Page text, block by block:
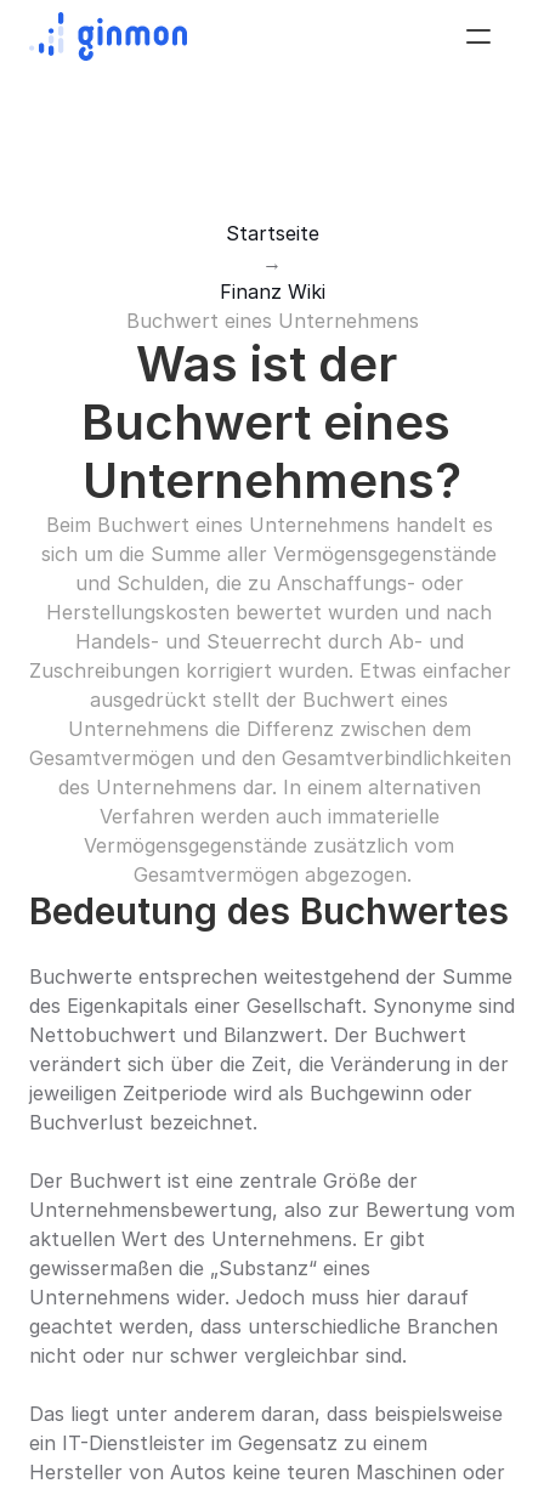
Startseite
→
Finanz Wiki
Buchwert eines Unternehmens
Was ist der
Buchwert eines
Unternehmens?
Beim Buchwert eines Unternehmens handelt es
sich um die Summe aller Vermögensgegenstände
und Schulden, die zu Anschaffungs- oder
Herstellungskosten bewertet wurden und nach
Handels- und Steuerrecht durch Ab- und
Zuschreibungen korrigiert wurden. Etwas einfacher
ausgedrückt stellt der Buchwert eines
Unternehmens die Differenz zwischen dem
Gesamtvermögen und den Gesamtverbindlichkeiten
des Unternehmens dar. In einem alternativen
Verfahren werden auch immaterielle
Vermögensgegenstände zusätzlich vom
Gesamtvermögen abgezogen.
Bedeutung des Buchwertes
Buchwerte entsprechen weitestgehend der Summe
des Eigenkapitals einer Gesellschaft. Synonyme sind
Nettobuchwert und Bilanzwert. Der Buchwert
verändert sich über die Zeit, die Veränderung in der
jeweiligen Zeitperiode wird als Buchgewinn oder
Buchverlust bezeichnet.
Der Buchwert ist eine zentrale Größe der
Unternehmensbewertung, also zur Bewertung vom
aktuellen Wert des Unternehmens. Er gibt
gewissermaßen die „Substanz“ eines
Unternehmens wider. Jedoch muss hier darauf
geachtet werden, dass unterschiedliche Branchen
nicht oder nur schwer vergleichbar sind.
Das liegt unter anderem daran, dass beispielsweise
ein IT-Dienstleister im Gegensatz zu einem
Hersteller von Autos keine teuren Maschinen oder